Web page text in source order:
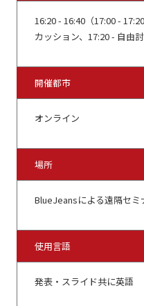
16:20 - 16:40（17:00 -
カッション、17:20 - 自由
開催都市
オンライン
場所
BlueJeansによる遠隔セミ
使用言語
発表・スライド共に英語